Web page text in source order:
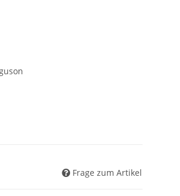
Frage zum Artikel